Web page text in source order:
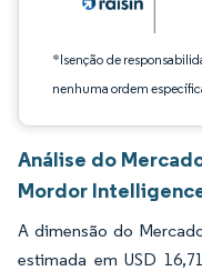
*Isenção de
nenhuma ordem
Análise do
Mordor
A dimensão do
estimada em USD